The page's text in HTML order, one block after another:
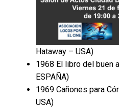
Hataway – USA)
1968 El libro del buen
ESPAÑA)
1969 Cañones para
USA)